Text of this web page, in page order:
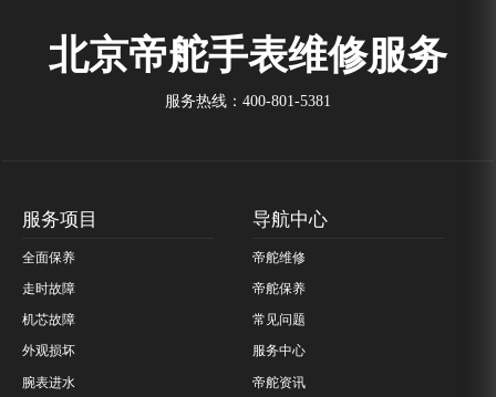
北京帝舵手表维修服务
服务热线： 400-801-5381
服务项目
全面保养
走时故障
机芯故障
外观损坏
腕表进水
导航中心
帝舵维修
帝舵保养
常见问题
服务中心
帝舵资讯